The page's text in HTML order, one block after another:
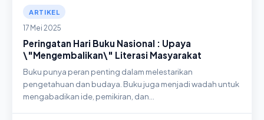
ARTIKEL
17 Mei 2025
Peringatan Hari Buku Nasional : Upaya
\"Mengembalikan\" Literasi Masyarakat
Buku punya peran penting dalam melestarikan
pengetahuan dan budaya. Buku juga menjadi wadah untuk
mengabadikan ide, pemikiran, dan…